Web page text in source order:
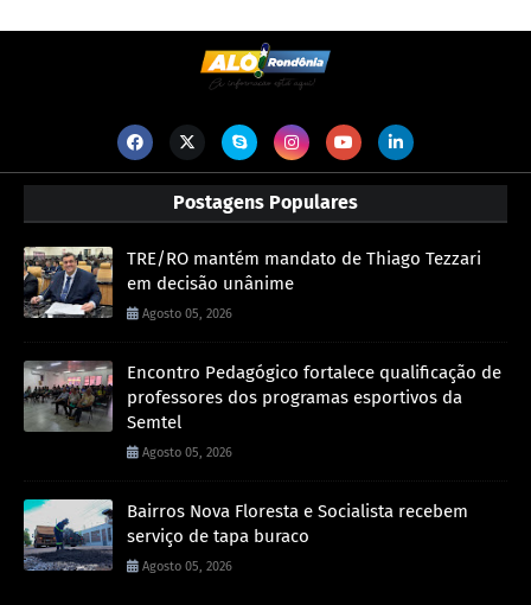
Postagens Populares
TRE/RO mantém mandato de Thiago Tezzari
em decisão unânime
Agosto 05, 2026
Encontro Pedagógico fortalece qualificação de
professores dos programas esportivos da
Semtel
Agosto 05, 2026
Bairros Nova Floresta e Socialista recebem
serviço de tapa buraco
Agosto 05, 2026